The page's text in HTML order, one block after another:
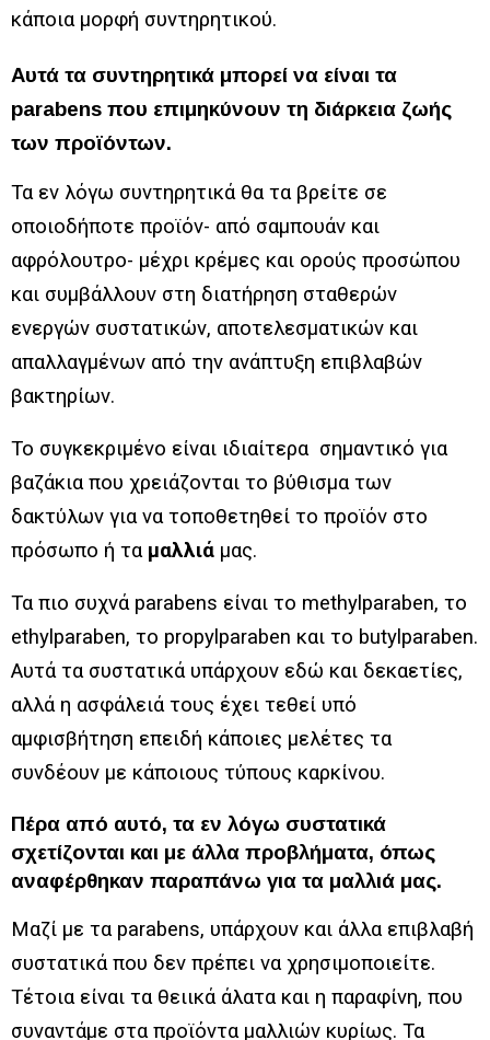
κάποια μορφή συντηρητικού.
Αυτά τα συντηρητικά μπορεί να είναι τα
parabens που επιμηκύνουν τη διάρκεια ζωής
των προϊόντων.
Τα εν λόγω συντηρητικά θα τα βρείτε σε
οποιοδήποτε προϊόν- από σαμπουάν και
αφρόλουτρο- μέχρι κρέμες και ορούς προσώπου
και συμβάλλουν στη διατήρηση σταθερών
ενεργών συστατικών, αποτελεσματικών και
απαλλαγμένων από την ανάπτυξη επιβλαβών
βακτηρίων.
Το συγκεκριμένο είναι ιδιαίτερα σημαντικό για
βαζάκια που χρειάζονται το βύθισμα των
δακτύλων για να τοποθετηθεί το προϊόν στο
πρόσωπο ή τα μαλλιά μας.
Τα πιο συχνά parabens είναι το methylparaben, το
ethylparaben, το propylparaben και το butylparaben.
Αυτά τα συστατικά υπάρχουν εδώ και δεκαετίες,
αλλά η ασφάλειά τους έχει τεθεί υπό
αμφισβήτηση επειδή κάποιες μελέτες τα
συνδέουν με κάποιους τύπους καρκίνου.
Πέρα από αυτό, τα εν λόγω συστατικά
σχετίζονται και με άλλα προβλήματα, όπως
αναφέρθηκαν παραπάνω για τα μαλλιά μας.
Μαζί με τα parabens, υπάρχουν και άλλα επιβλαβή
συστατικά που δεν πρέπει να χρησιμοποιείτε.
Τέτοια είναι τα θειικά άλατα και η παραφίνη, που
συναντάμε στα προϊόντα μαλλιών κυρίως. Τα